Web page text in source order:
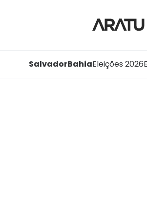
SalvadorBahiaEleições 2026